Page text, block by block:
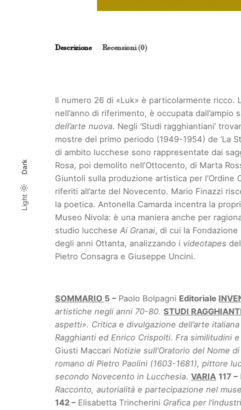
Light
Dark
Light
Dark
Descrizione Recensioni (0)
Il numero 26 di «Luk» è particolarmente ricco.
nell’anno di riferimento, è occupata
dell’arte nuova. Negli ‘Studi ragghiantiani’
mostre del primo periodo (1949-1954) de ‘La
di ambito lucchese sono rappresentate dai
Rosa, poi demolito nell’Ottocento, di Marta
Giuntoli sulla produzione artistica per
riferiti all’arte del Novecento. Mario Finazzi
la poetica. Antonella Camarda incentra la
Museo Nivola: è una maniera anche per
studio luccheseAi Granai, di cui la
degli anni Ottanta, analizzando i videotapes
Pietro Consagra e Giuseppe Uncini.
SOMMARIO 5 –Paolo Bolpagni Editoriale
artistiche negli anni 70-80.STUDI
aspetti». Critica e divulgazione dell’arte
Ragghianti ed Enrico Crispolti. Fra similitudini
Giusti MaccariNotizie sull’Oratorio del Nome
romano di Pietro Paolini (1603-1681), pittore
secondo Novecento in Lucchesia.VARIA 117 –
Racconto, autorialità e partecipazione nel
142 –Elisabetta Trincherini Grafica per